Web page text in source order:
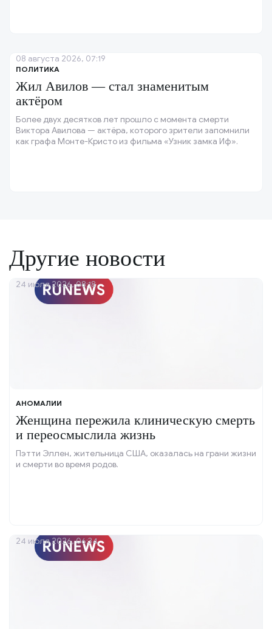
ПОЛИТИКА
Жил Авилов — стал знаменитым
актёром
Более двух десятков лет прошло с момента смерти
Виктора Авилова — актёра, которого зрители запомнили
как графа Монте-Кристо из фильма «Узник замка Иф».
08 августа 2026, 07:19
Другие новости
АНОМАЛИИ
Женщина пережила клиническую смерть
и переосмыслила жизнь
Пэтти Эллен, жительница США, оказалась на грани жизни
и смерти во время родов.
24 июля 2026, 08:18
24 июля 2026, 06:34